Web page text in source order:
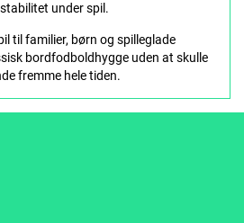
under spil.
til familier, børn og spilleglade
bordfodboldhygge uden at skulle
fremme hele tiden.